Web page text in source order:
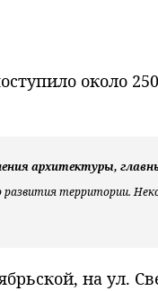
около
архитектуры,
территории.
на ул.